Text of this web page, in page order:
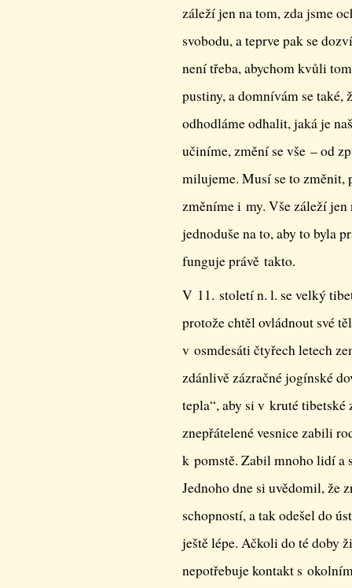
záleží jen na tom, zda jsme
svobodu, a teprve pak se
není třeba, abychom kvůli
pustiny, a domnívám se také,
odhodláme odhalit, jaká je
učiníme, změní se vše – od
milujeme. Musí se to změnit,
změníme i my. Vše záleží
jednoduše na to, aby to byla
funguje právě takto.
V 11. století n. l. se velký
protože chtěl ovládnout své
v osmdesáti čtyřech letech
zdánlivě zázračné jogínské
tepla“, aby si v kruté tibetské
znepřátelené vesnice zabili
k pomstě. Zabil mnoho lidí a
Jednoho dne si uvědomil, že
schopností, a tak odešel do
ještě lépe. Ačkoli do té doby
nepotřebuje kontakt s